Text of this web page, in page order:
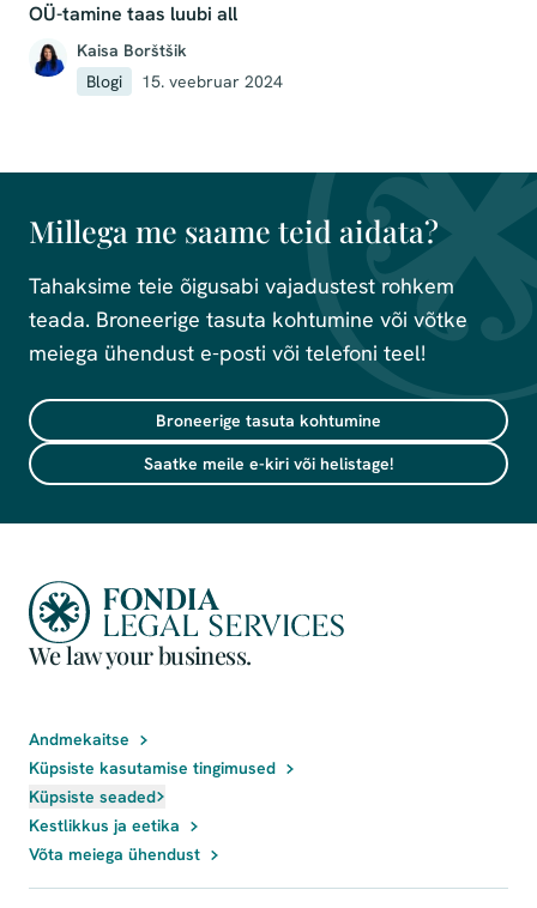
OÜ-tamine taas luubi all
Kaisa Borštšik
Blogi
15. veebruar 2024
Millega me saame teid aidata?
Tahaksime teie õigusabi vajadustest rohkem
teada. Broneerige tasuta kohtumine või võtke
meiega ühendust e-posti või telefoni teel!
Broneerige tasuta kohtumine
Saatke meile e-kiri või helistage!
We law your business.
Andmekaitse
Küpsiste kasutamise tingimused
Küpsiste seaded
Kestlikkus ja eetika
Võta meiega ühendust